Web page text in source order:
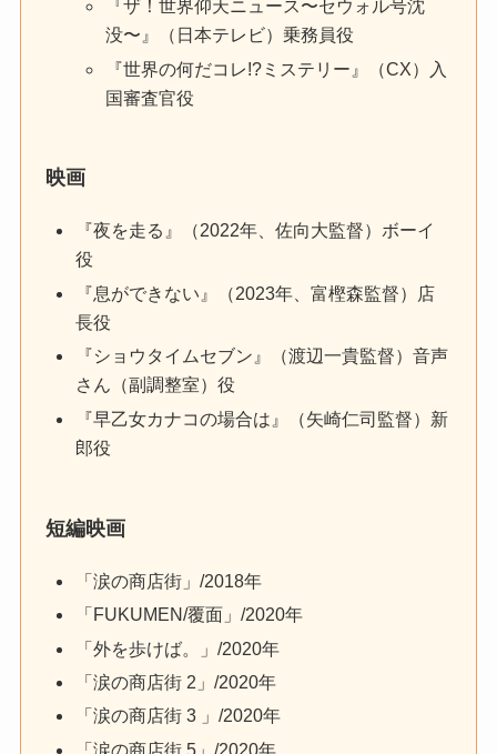
『ザ！世界仰天ニュース〜セウォル号沈
没〜』（日本テレビ）乗務員役
『世界の何だコレ!?ミステリー』（CX）入
国審査官役
映画
『夜を走る』（2022年、佐向大監督）ボーイ
役
『息ができない』（2023年、富樫森監督）店
長役
『ショウタイムセブン』（渡辺一貴監督）音声
さん（副調整室）役
『早乙女カナコの場合は』（矢崎仁司監督）新
郎役
短編映画
「涙の商店街」/2018年
「FUKUMEN/覆面」/2020年
「外を歩けば。」/2020年
「涙の商店街 2」/2020年
「涙の商店街 3 」/2020年
「涙の商店街 5」/2020年